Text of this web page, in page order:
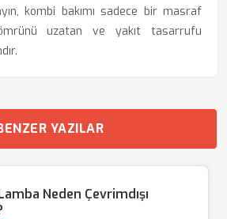
kombi bakımı sadece bir masraf
ömrünü uzatan ve yakıt tasarrufu
YAZILAR
Neden Çevrimdışı